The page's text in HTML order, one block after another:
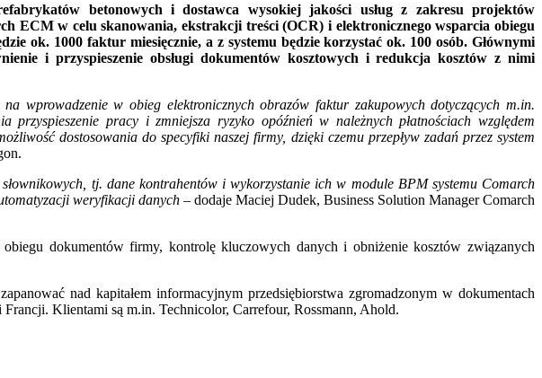
betonowych i dostawca wysokiej jakości usług z zakresu projektów
ECM w celu skanowania, ekstrakcji treści (OCR) i elektronicznego wsparcia obiegu
ok. 1000 faktur miesięcznie, a z systemu będzie korzystać ok. 100 osób. Głównymi
i przyspieszenie obsługi dokumentów kosztowych i redukcja kosztów z nimi
wprowadzenie w obieg elektronicznych obrazów faktur zakupowych dotyczących m.in.
przyspieszenie pracy i zmniejsza ryzyko opóźnień w należnych płatnościach względem
dostosowania do specyfiki naszej firmy, dzięki czemu przepływ zadań przez system
tj. dane kontrahentów i wykorzystanie ich w module BPM systemu Comarch
weryfikacji danych– dodaje Maciej Dudek, Business Solution Manager Comarch
dokumentów firmy, kontrolę kluczowych danych i obniżenie kosztów związanych
nad kapitałem informacyjnym przedsiębiorstwa zgromadzonym w dokumentach
Klientami są m.in. Technicolor, Carrefour, Rossmann, Ahold.